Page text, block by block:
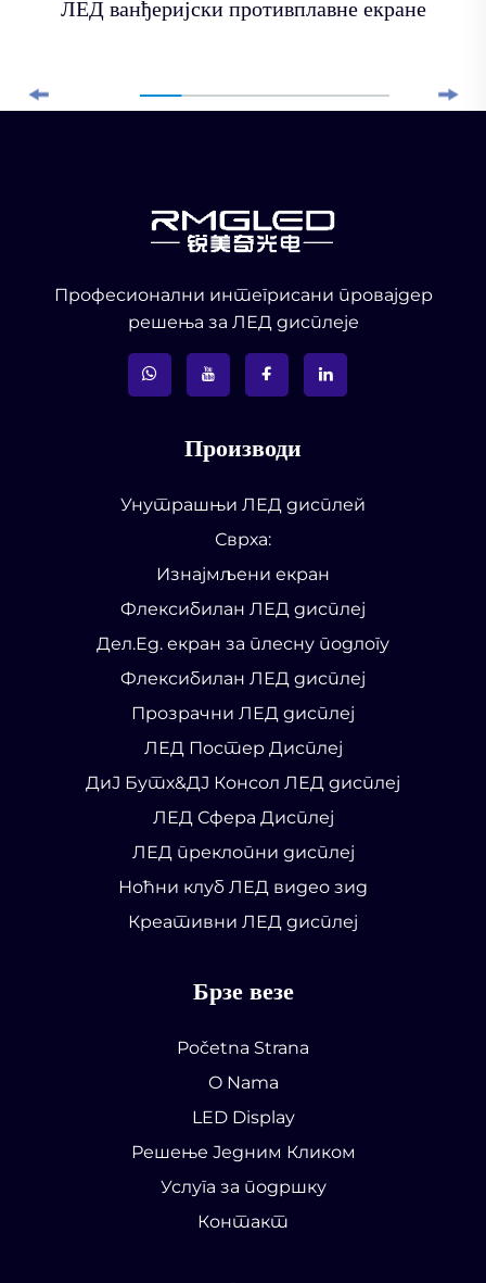
ЛЕД ванђеријски противплавне екране
Професионални интегрисани провајдер
решења за ЛЕД дисплеје
Производи
Унутрашњи ЛЕД дисплей
Сврха:
Изнајмљени екран
Флексибилан ЛЕД дисплеј
Дел.Ед. екран за плесну подлогу
Флексибилан ЛЕД дисплеј
Прозрачни ЛЕД дисплеј
ЛЕД Постер Дисплеј
ДиЈ Бутх&ДЈ Консол ЛЕД дисплеј
ЛЕД Сфера Дисплеј
ЛЕД преклопни дисплеј
Ноћни клуб ЛЕД видео зид
Креативни ЛЕД дисплеј
Брзе везе
Početna Strana
O Nama
LED Display
Решење Једним Кликом
Услуга за подршку
Контакт